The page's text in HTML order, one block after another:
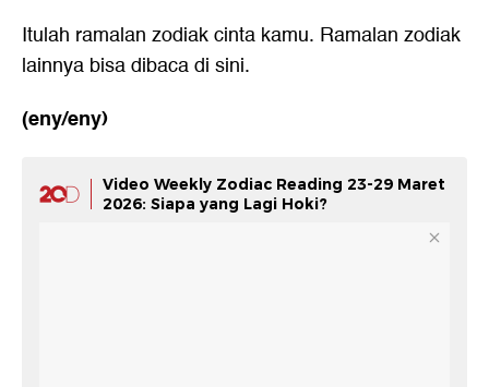
Itulah ramalan zodiak cinta kamu. Ramalan zodiak
lainnya bisa dibacadi sini.
(eny/eny)
Video Weekly Zodiac Reading 23-29 Maret
2026: Siapa yang Lagi Hoki?